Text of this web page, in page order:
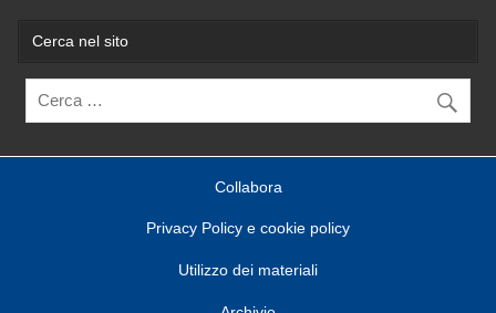
Cerca nel sito
Collabora
Privacy Policy e cookie policy
Utilizzo dei materiali